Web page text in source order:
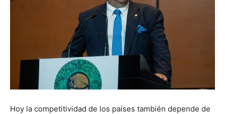
Hoy la competitividad de los países también depende de